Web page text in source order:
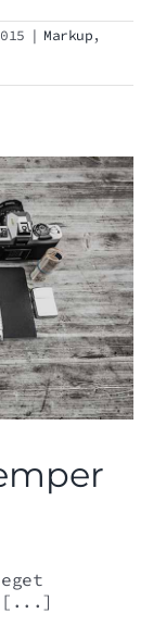
| Markup,
[...]